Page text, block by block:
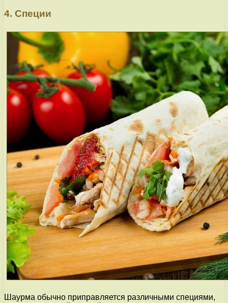
4. Специи
Шаурма обычно приправляется различными специями,